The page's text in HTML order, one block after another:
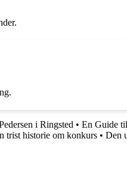
i Ringsted • En Guide
trist historie om konkurs • Den